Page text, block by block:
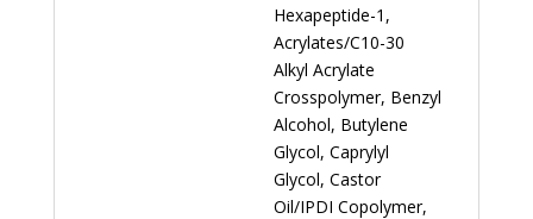
Hexapeptide-1,
Acrylates/C10-30
Alkyl Acrylate
Crosspolymer, Benzyl
Alcohol, Butylene
Glycol, Caprylyl
Glycol, Castor
Oil/IPDI Copolymer,